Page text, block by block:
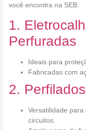
você encontra na SEB:
1.
Perfuradas
Ideais para
Fabricadas com
2. Perfilados
Versatilidade
circuitos.